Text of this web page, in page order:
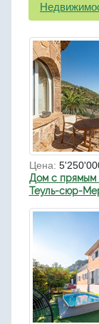
Цена:
Дом с прямым
Теуль-сюр-